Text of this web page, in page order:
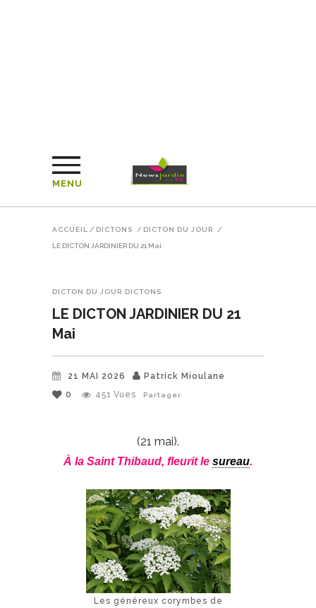
MENU
ACCUEIL / DICTONS / DICTON DU JOUR /
LE DICTON JARDINIER DU 21 Mai
DICTON DU JOUR DICTONS
LE DICTON JARDINIER DU 21
Mai
21 MAI 2026
Patrick Mioulane
0
451 Vues Partager
(21 mai).
À la Saint Thibaud, fleurit le sureau.
Les généreux corymbes de